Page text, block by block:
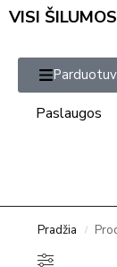
VISI
Paslaugos
Pradžia /